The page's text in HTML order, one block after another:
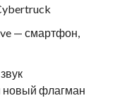
— смартфон,
новый флагман